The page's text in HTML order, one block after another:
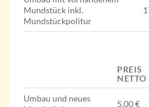
Mundstück inkl.
Mundstückpolitur
PREIS
NETTO
Umbau und neues
5,00 €